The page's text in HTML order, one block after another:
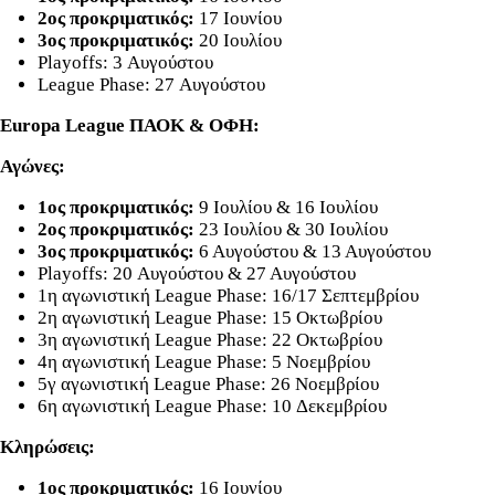
2ος προκριματικός: 17 Ιουνίου
3ος προκριματικός: 20 Ιουλίου
Playoffs: 3 Αυγούστου
League Phase: 27 Αυγούστου
Europa League ΠΑΟΚ & ΟΦΗ:
Αγώνες:
1ος προκριματικός: 9 Ιουλίου & 16 Ιουλίου
2ος προκριματικός: 23 Ιουλίου & 30 Ιουλίου
3ος προκριματικός: 6 Αυγούστου & 13 Αυγούστου
Playoffs: 20 Αυγούστου & 27 Αυγούστου
1η αγωνιστική League Phase: 16/17 Σεπτεμβρίου
2η αγωνιστική League Phase: 15 Οκτωβρίου
3η αγωνιστική League Phase: 22 Οκτωβρίου
4η αγωνιστική League Phase: 5 Νοεμβρίου
5γ αγωνιστική League Phase: 26 Νοεμβρίου
6η αγωνιστική League Phase: 10 Δεκεμβρίου
Κληρώσεις:
1ος προκριματικός: 16 Ιουνίου